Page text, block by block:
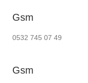
Gsm
0532 745 07 49
Gsm